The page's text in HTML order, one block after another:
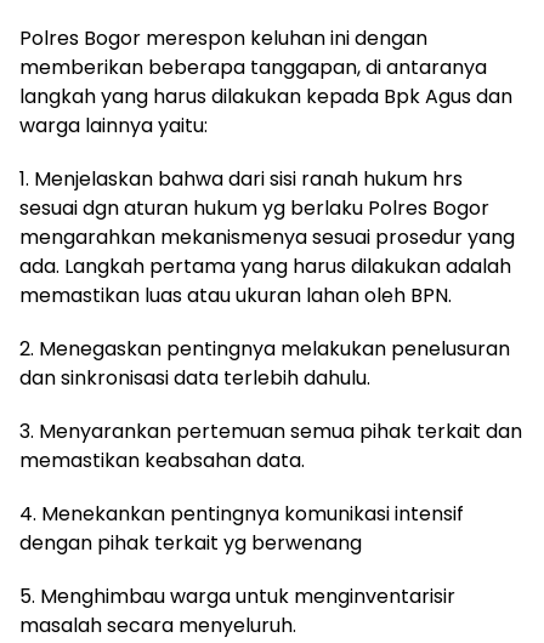
Polres Bogor merespon keluhan ini dengan
memberikan beberapa tanggapan, di antaranya
langkah yang harus dilakukan kepada Bpk Agus dan
warga lainnya yaitu:
1. Menjelaskan bahwa dari sisi ranah hukum hrs
sesuai dgn aturan hukum yg berlaku Polres Bogor
mengarahkan mekanismenya sesuai prosedur yang
ada. Langkah pertama yang harus dilakukan adalah
memastikan luas atau ukuran lahan oleh BPN.
2. Menegaskan pentingnya melakukan penelusuran
dan sinkronisasi data terlebih dahulu.
3. Menyarankan pertemuan semua pihak terkait dan
memastikan keabsahan data.
4. Menekankan pentingnya komunikasi intensif
dengan pihak terkait yg berwenang
5. Menghimbau warga untuk menginventarisir
masalah secara menyeluruh.